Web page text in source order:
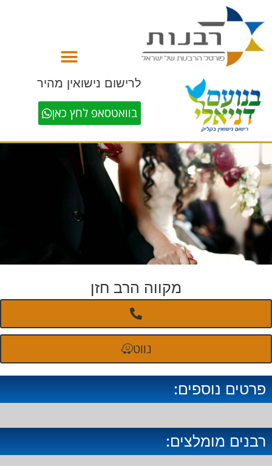
לרישום נישואין מהיר
בוואטסאפ לחץ כאן
מקווה הרב חזן
נווט
פרטים נוספים:
רבנים מומלצים: